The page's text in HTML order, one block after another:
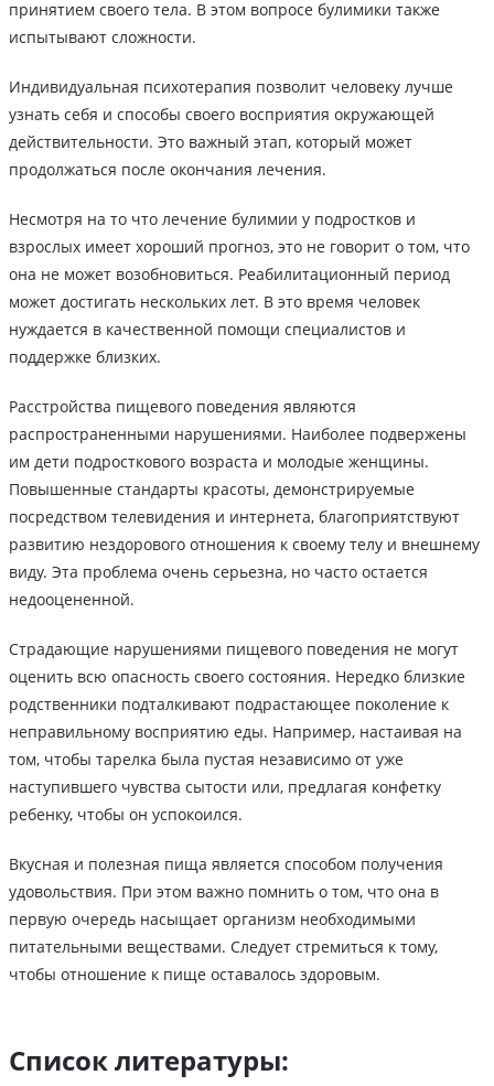
принятием своего тела. В этом вопросе булимики также
испытывают сложности.
Индивидуальная психотерапия позволит человеку лучше
узнать себя и способы своего восприятия окружающей
действительности. Это важный этап, который может
продолжаться после окончания лечения.
Несмотря на то что лечение булимии у подростков и
взрослых имеет хороший прогноз, это не говорит о том, что
она не может возобновиться. Реабилитационный период
может достигать нескольких лет. В это время человек
нуждается в качественной помощи специалистов и
поддержке близких.
Расстройства пищевого поведения являются
распространенными нарушениями. Наиболее подвержены
им дети подросткового возраста и молодые женщины.
Повышенные стандарты красоты, демонстрируемые
посредством телевидения и интернета, благоприятствуют
развитию нездорового отношения к своему телу и внешнему
виду. Эта проблема очень серьезна, но часто остается
недооцененной.
Страдающие нарушениями пищевого поведения не могут
оценить всю опасность своего состояния. Нередко близкие
родственники подталкивают подрастающее поколение к
неправильному восприятию еды. Например, настаивая на
том, чтобы тарелка была пустая независимо от уже
наступившего чувства сытости или, предлагая конфетку
ребенку, чтобы он успокоился.
Вкусная и полезная пища является способом получения
удовольствия. При этом важно помнить о том, что она в
первую очередь насыщает организм необходимыми
питательными веществами. Следует стремиться к тому,
чтобы отношение к пище оставалось здоровым.
Список литературы: